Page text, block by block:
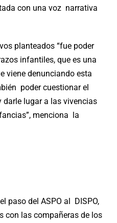
con una voz narrativa
planteados “fue poder
infantiles, que es una
viene denunciando esta
poder cuestionar el
lugar a las vivencias
menciona la
paso del ASPO al DISPO,
con las compañeras de los